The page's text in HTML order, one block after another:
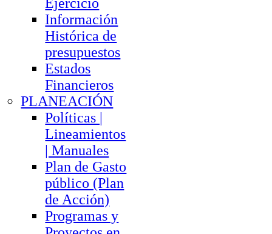
Información
Histórica de
presupuestos
Estados
Financieros
PLANEACIÓN
Políticas |
Lineamientos
| Manuales
Plan de Gasto
público (Plan
de Acción)
Programas y